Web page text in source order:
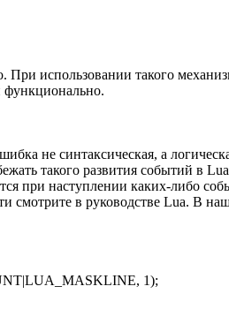
При использовании такого
функционально.
не синтаксическая, а
такого развития событий в
при наступлении каких-либо
в руководстве Lua. В
1);